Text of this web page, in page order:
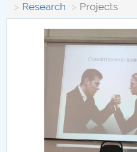
Centrul de Management
Board of Administration
Nr. de telefon si adrese
Admission
Români de pretutindeni -
Research
Projects